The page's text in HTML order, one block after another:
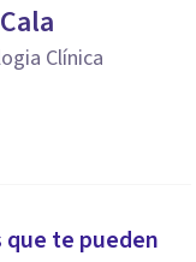
Clínica
te pueden